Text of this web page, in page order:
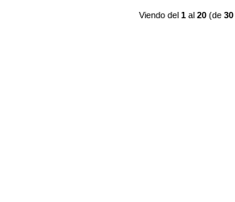
Viendo del 1 al 20 (de 30